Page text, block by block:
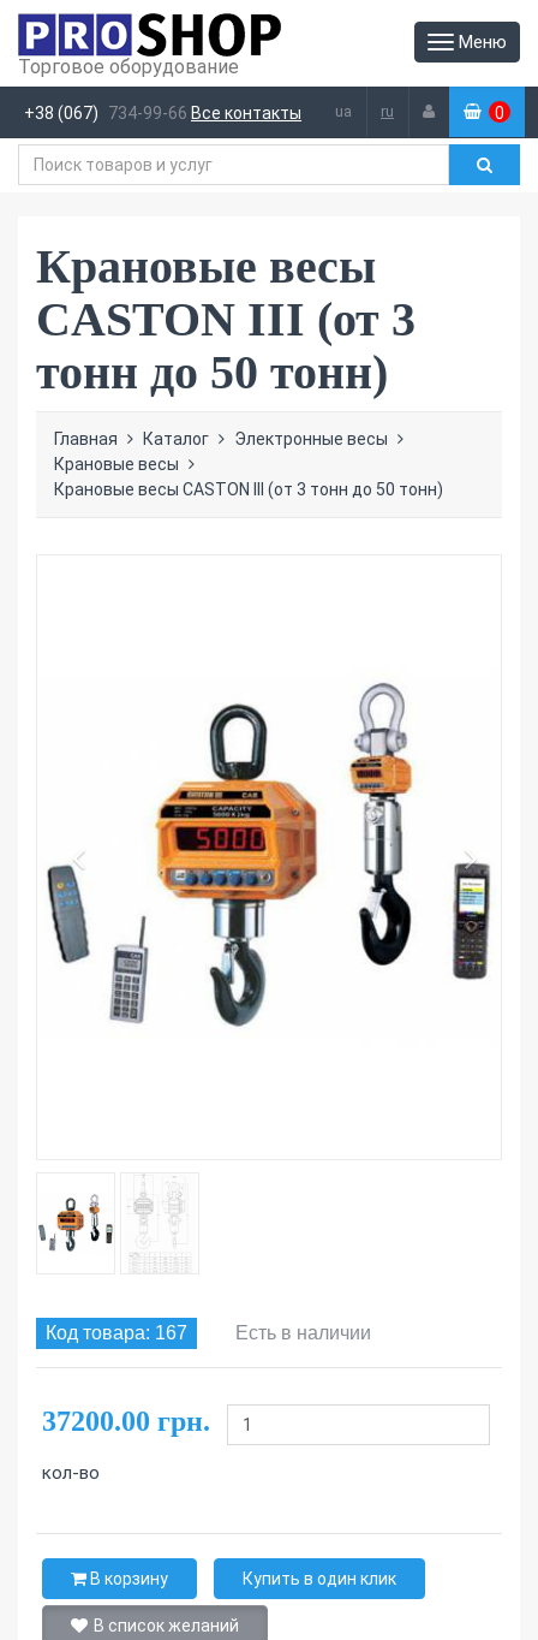
Меню
Торговое оборудование
+38 (067) 734-99-66 Все контакты ua ru (0 )
Крановые весы
CASTON III (от 3
тонн до 50 тонн)
Главная Каталог
Электронные весы
Крановые весы
Крановые весы CASTON III (от 3 тонн до 50 тонн)
Код товара: 167 Есть в наличии
37200.00 грн.
кол-во
В корзину Купить в один клик
В список желаний